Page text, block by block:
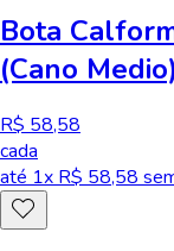
Bota
(Cano
R$ 58,58
cada
até 1x R$ 58,58